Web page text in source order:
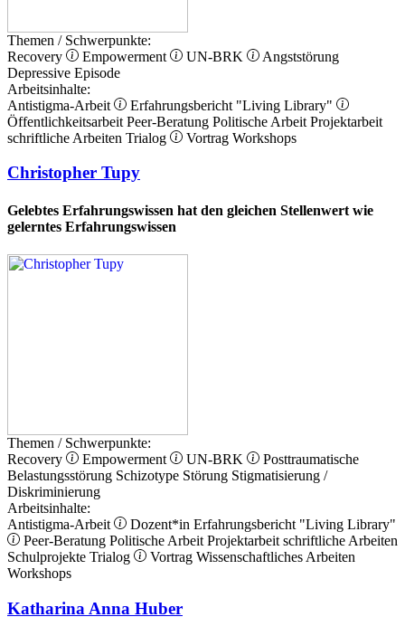
Themen / Schwerpunkte:
Recovery
Empowerment UN-BRK
Angststörung
Depressive Episode
Arbeitsinhalte:
Antistigma-Arbeit
Erfahrungsbericht "Living Library"
Öffentlichkeitsarbeit Peer-Beratung Politische Arbeit Projektarbeit
schriftliche Arbeiten Trialog Vortrag Workshops
Christopher Tupy
Gelebtes Erfahrungswissen hat den gleichen Stellenwert wie
gelerntes Erfahrungswissen
Themen / Schwerpunkte:
Recovery
Empowerment UN-BRK
Posttraumatische
Belastungsstörung Schizotype Störung Stigmatisierung /
Diskriminierung
Arbeitsinhalte:
Antistigma-Arbeit
Dozent*in Erfahrungsbericht "Living Library"
Peer-Beratung Politische Arbeit Projektarbeit schriftliche Arbeiten
Schulprojekte Trialog Vortrag Wissenschaftliches Arbeiten
Workshops
Katharina Anna Huber